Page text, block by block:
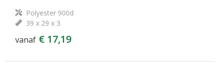
Polyester 900d
39 x 29 x 3
vanaf € 17,19